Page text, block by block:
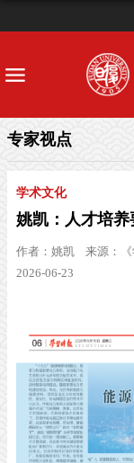
专家视点
学术文化
姚凯：人才培
作者： 姚凯 来源：
2026-06-23